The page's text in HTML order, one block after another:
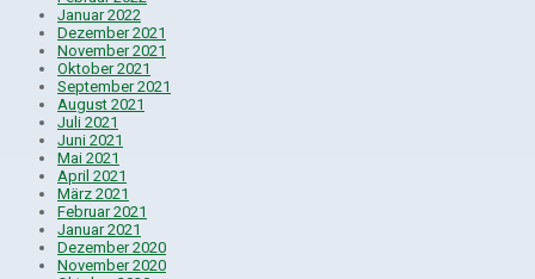
Januar 2022
Dezember 2021
November 2021
Oktober 2021
September 2021
August 2021
Juli 2021
Juni 2021
Mai 2021
April 2021
März 2021
Februar 2021
Januar 2021
Dezember 2020
November 2020